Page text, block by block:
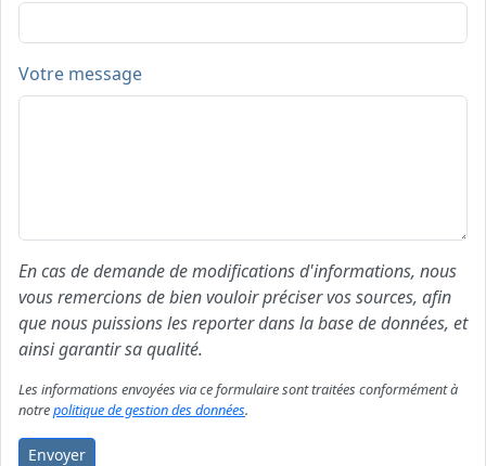
Votre message
En cas de demande de modifications d'informations, nous
vous remercions de bien vouloir préciser vos sources, afin
que nous puissions les reporter dans la base de données, et
ainsi garantir sa qualité.
Les informations envoyées via ce formulaire sont traitées conformément à
notrepolitique de gestion des données.
Envoyer